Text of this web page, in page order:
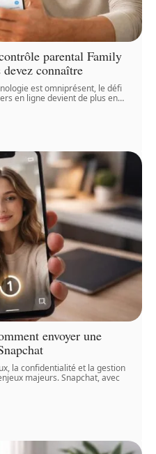
parental Family
connaître
est omniprésent, le défi
en ligne devient de plus en…
envoyer une
la confidentialité et la gestion
majeurs. Snapchat, avec